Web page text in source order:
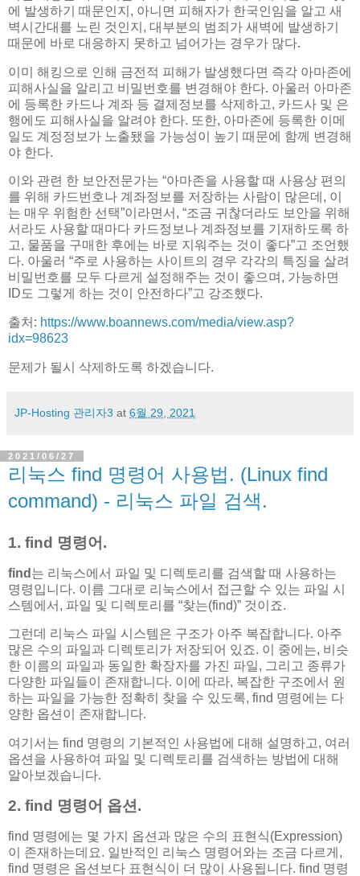
에 발생하기 때문인지, 아니면 피해자가 한국인임을 알고 새
벽시간대를 노린 것인지, 대부분의 범죄가 새벽에 발생하기
때문에 바로 대응하지 못하고 넘어가는 경우가 많다.
이미 해킹으로 인해 금전적 피해가 발생했다면 즉각 아마존에
피해사실을 알리고 비밀번호를 변경해야 한다. 아울러 아마존
에 등록한 카드나 계좌 등 결제정보를 삭제하고, 카드사 및 은
행에도 피해사실을 알려야 한다. 또한, 아마존에 등록한 이메
일도 계정정보가 노출됐을 가능성이 높기 때문에 함께 변경해
야 한다.
이와 관련 한 보안전문가는 “아마존을 사용할 때 사용상 편의
를 위해 카드번호나 계좌정보를 저장하는 사람이 많은데, 이
는 매우 위험한 선택”이라면서, “조금 귀찮더라도 보안을 위해
서라도 사용할 때마다 카드정보나 계좌정보를 기재하도록 하
고, 물품을 구매한 후에는 바로 지워주는 것이 좋다”고 조언했
다. 아울러 “주로 사용하는 사이트의 경우 각각의 특징을 살려
비밀번호를 모두 다르게 설정해주는 것이 좋으며, 가능하면
ID도 그렇게 하는 것이 안전하다”고 강조했다.
출처: https://www.boannews.com/media/view.asp?
idx=98623
문제가 될시 삭제하도록 하겠습니다.
JP-Hosting 관리자3 at 6월 29, 2021
2021/06/27
리눅스 find 명령어 사용법. (Linux find
command) - 리눅스 파일 검색.
1. find 명령어.
find 는 리눅스에서 파일 및 디렉토리를 검색할 때 사용하는
명령입니다. 이름 그대로 리눅스에서 접근할 수 있는 파일 시
스템에서, 파일 및 디렉토리를 “찾는(find)” 것이죠.
그런데 리눅스 파일 시스템은 구조가 아주 복잡합니다. 아주
많은 수의 파일과 디렉토리가 저장되어 있죠. 이 중에는, 비슷
한 이름의 파일과 동일한 확장자를 가진 파일, 그리고 종류가
다양한 파일들이 존재합니다. 이에 따라, 복잡한 구조에서 원
하는 파일을 가능한 정확히 찾을 수 있도록, find 명령에는 다
양한 옵션이 존재합니다.
여기서는 find 명령의 기본적인 사용법에 대해 설명하고, 여러
옵션을 사용하여 파일 및 디렉토리를 검색하는 방법에 대해
알아보겠습니다.
2. find 명령어 옵션.
find 명령에는 몇 가지 옵션과 많은 수의 표현식(Expression)
이 존재하는데요. 일반적인 리눅스 명령어와는 조금 다르게,
find 명령은 옵션보다 표현식이 더 많이 사용됩니다. find 명령